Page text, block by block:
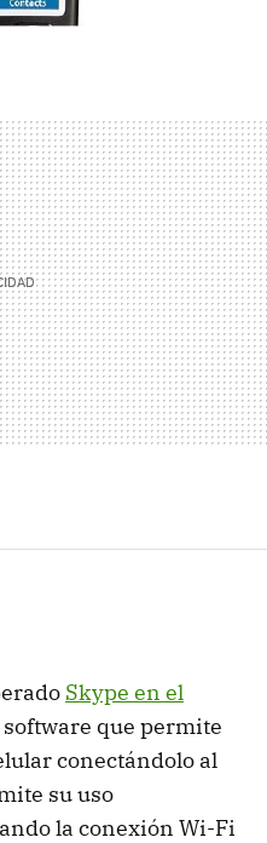
Skype en el
software que permite
conectándolo al
su uso
la conexión Wi-Fi